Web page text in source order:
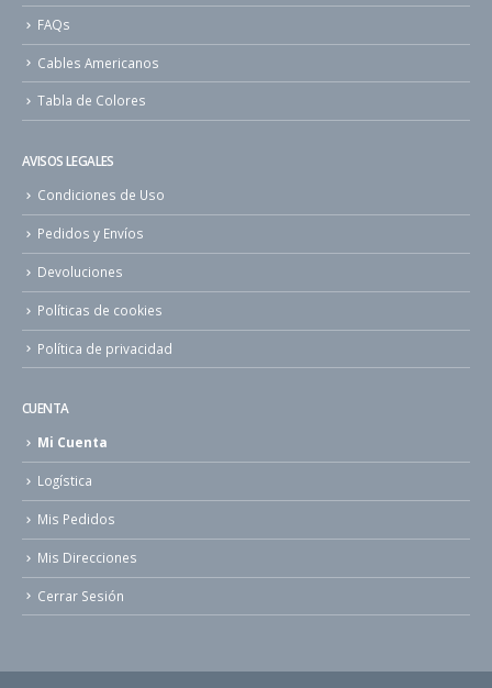
FAQs
Cables Americanos
Tabla de Colores
AVISOS LEGALES
Condiciones de Uso
Pedidos y Envíos
Devoluciones
Políticas de cookies
Política de privacidad
CUENTA
Mi Cuenta
Logística
Mis Pedidos
Mis Direcciones
Cerrar Sesión